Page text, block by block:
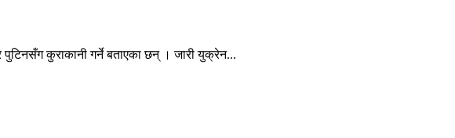
पुटिनसँग कुराकानी गर्ने बताएका छन् । जारी युक्रेन...